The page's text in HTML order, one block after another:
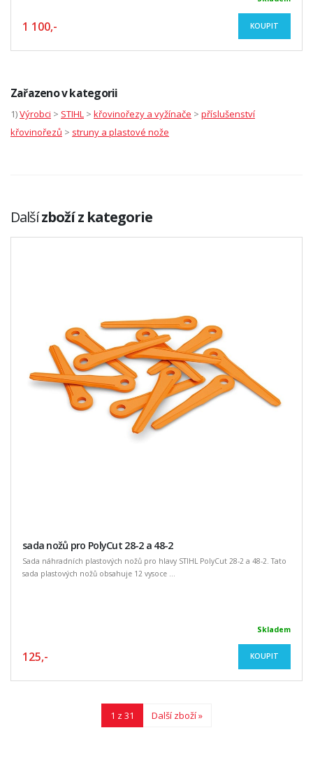
1 100,- KOUPIT
Zařazeno v kategorii
1)Výrobci > STIHL > křovinořezy a vyžínače > příslušenství
křovinořezů > struny a plastové nože
Dalšízboží z kategorie
sada nožů pro PolyCut 28-2 a 48-2
Sada náhradních plastových nožů pro hlavy STIHL PolyCut 28-2 a 48-2. Tato
sada plastových nožů obsahuje 12 vysoce ...
Skladem
125,- KOUPIT
1 z 31 Další zboží »